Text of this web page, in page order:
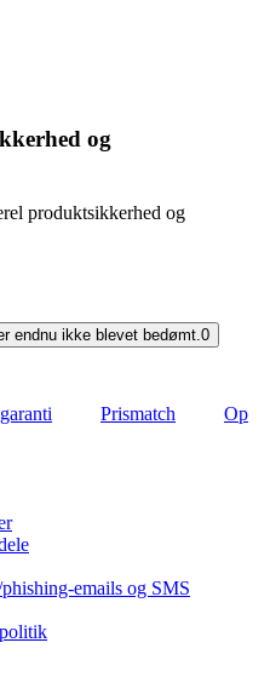
og
produktsikkerhed og
endnu ikke blevet bedømt. 0
Prismatch
Op
emails og SMS